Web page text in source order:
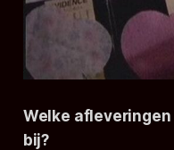
Welke
bij?